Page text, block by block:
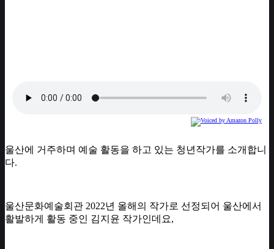
울산에 거주하며 예술 활동을 하고 있는 청년작가를 소개합니
다.
울산문화예술회관 2022년 올해의 작가로 선정되어 울산에서
활발하게 활동 중인 김지윤 작가인데요,